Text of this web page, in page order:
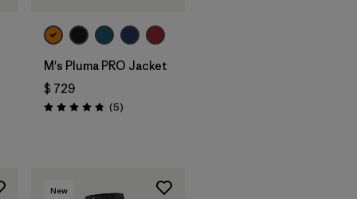
M's Pluma PRO Jacket
$ 729
Valoración: 4.8 / 5
(5Comentarios
)
New